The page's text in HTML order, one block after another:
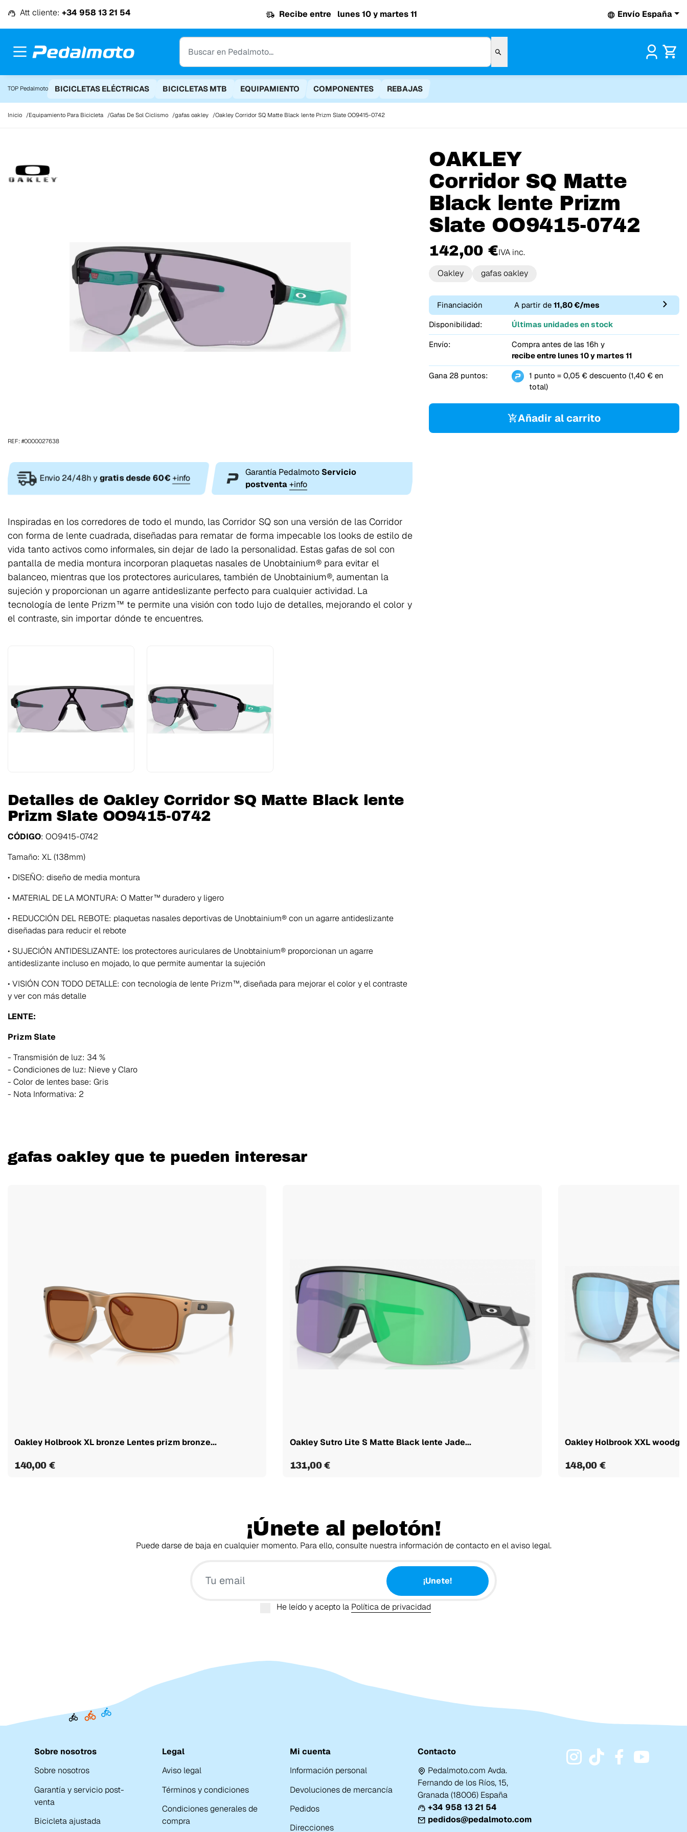
Att cliente: +34 958 13 21 54 Recibe entre lunes 10 y martes 11 Envío España
TOP Pedalmoto BICICLETAS ELÉCTRICAS BICICLETAS MTB EQUIPAMIENTO COMPONENTES REBAJAS
Inicio Equipamiento Para Bicicleta Gafas De Sol Ciclismo gafas oakley Oakley Corridor SQ Matte Black lente Prizm Slate OO9415-0742
OAKLEY
Corridor SQ Matte
Black lente Prizm
Slate OO9415-0742
142,00 €IVA inc.
Oakley
gafas oakley
Financiación A partir de11,80 €/mes
Disponibilidad:
Últimas unidades en stock
Envío:
Compra antes de las 16h y
recibe entre lunes 10 y martes 11
Gana 28 puntos:
1 punto = 0,05 € descuento (1,40 € en
total)
Añadir al carrito
REF: #0000027638
Envio 24/48h ygratis desde 60€ +info
Garantía Pedalmoto Servicio
postventa +info
Inspiradas en los corredores de todo el mundo, las Corridor SQ son una versión de las Corridor
con forma de lente cuadrada, diseñadas para rematar de forma impecable los looks de estilo de
vida tanto activos como informales, sin dejar de lado la personalidad. Estas gafas de sol con
pantalla de media montura incorporan plaquetas nasales de Unobtainium® para evitar el
balanceo, mientras que los protectores auriculares, también de Unobtainium®, aumentan la
sujeción y proporcionan un agarre antideslizante perfecto para cualquier actividad. La
tecnología de lente Prizm™ te permite una visión con todo lujo de detalles, mejorando el color y
el contraste, sin importar dónde te encuentres.
Detalles de Oakley Corridor SQ Matte Black lente
Prizm Slate OO9415-0742
CÓDIGO: OO9415-0742
Tamaño: XL (138mm)
• DISEÑO: diseño de media montura
• MATERIAL DE LA MONTURA: O Matter™ duradero y ligero
• REDUCCIÓN DEL REBOTE: plaquetas nasales deportivas de Unobtainium® con un agarre antideslizante
diseñadas para reducir el rebote
• SUJECIÓN ANTIDESLIZANTE: los protectores auriculares de Unobtainium® proporcionan un agarre
antideslizante incluso en mojado, lo que permite aumentar la sujeción
• VISIÓN CON TODO DETALLE: con tecnología de lente Prizm™, diseñada para mejorar el color y el contraste
y ver con más detalle
LENTE:
Prizm Slate
- Transmisión de luz: 34 %
- Condiciones de luz: Nieve y Claro
- Color de lentes base: Gris
- Nota Informativa: 2
gafas oakley que te pueden interesar
Oakley Holbrook XL bronze Lentes prizm bronze...
140,00 €
Oakley Sutro Lite S Matte Black lente Jade...
131,00 €
Oakley Holbrook XXL
148,00 €
¡Únete al pelotón!
Puede darse de baja en cualquier momento. Para ello, consulte nuestra información de contacto en el aviso legal.
¡Unete!
He leído y acepto la Política de privacidad
Sobre nosotros
Sobre nosotros
Garantía y servicio post-
venta
Bicicleta ajustada
Legal
Aviso legal
Términos y condiciones
Condiciones generales de
compra
Mi cuenta
Información personal
Devoluciones de mercancía
Pedidos
Direcciones
Contacto
Pedalmoto.com Avda.
Fernando de los Ríos, 15,
Granada (18006) España
+34 958 13 21 54
pedidos@pedalmoto.com